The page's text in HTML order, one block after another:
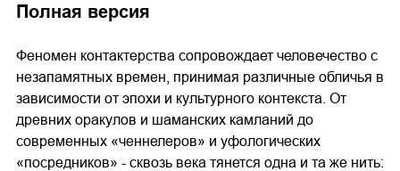
03.mp3 14:00
Полная версия
Феномен контактерства сопровождает человечество с
незапамятных времен, принимая различные обличья в
зависимости от эпохи и культурного контекста. От
древних оракулов и шаманских камланий до
современных «ченнелеров» и уфологических
«посредников» - сквозь века тянется одна и та же нить: